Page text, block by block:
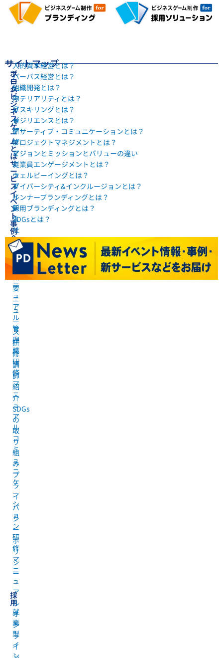
サイトマップ
ホ
ー
ム
ビ
ジ
ネ
ス
ゲ
ー
ム
と
は
サ
ー
ビ
ス
イ
ベ
ン
ト
事
例
企
業
会
概
要
ニ
ュ
ー
ス
研
修
講
師
紹
介
SDGs
の
取
り
組
み
プ
ラ
イ
バ
シ
ー
ポ
リ
シ
ー
採
用
就
業
型
イ
ン
ブ
ロ
グ
内
定
者
研
修
マ
ニ
ュ
ア
ル
新
入
社
員
研
修
マ
ニ
ュ
ア
ル
管
理
職
研
修
マ
ニ
ュ
ア
ル
コ
ミ
ュ
ニ
ケ
ー
シ
ョ
ン
研
修
マ
ニ
ュ
ア
ル
オ
ン
ラ
イ
人的資本経営とは？
パーパス経営とは？
組織開発とは？
マテリアリティとは？
リスキリングとは？
レジリエンスとは？
アサーティブ・コミュニケーションとは？
プロジェクトマネジメントとは？
ビジョンとミッションとバリューの違い
従業員エンゲージメントとは？
ウェルビーイングとは？
ダイバーシティ&インクルージョンとは？
インナーブランディングとは？
採用ブランディングとは？
SDGsとは？